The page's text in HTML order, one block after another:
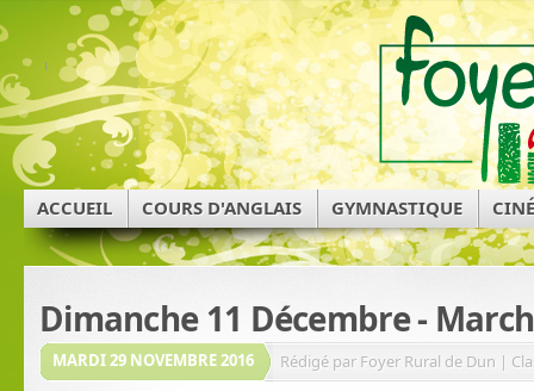
ACCUEIL COURS D'ANGLAIS GYMNASTIQUE
Dimanche 11 Décembre -
MARDI 29 NOVEMBRE 2016 Rédigé par Foyer Rural de Dun |